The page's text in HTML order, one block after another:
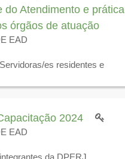
do Atendimento e prática
órgãos de atuação
EAD
es residentes e
2024
EAD